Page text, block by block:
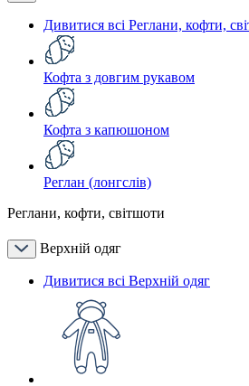
Дивитися всі Реглани, кофти,
Кофта з довгим рукавом
Кофта з капюшоном
Реглан (лонгслів)
Реглани, кофти, світшоти
Верхній одяг
Дивитися всі Верхній одяг